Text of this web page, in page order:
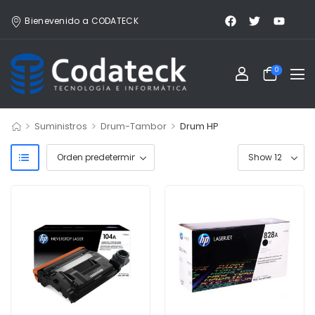
Bienevenido a CODATECK
0
> Suministros > Drum-Tambor > Drum HP